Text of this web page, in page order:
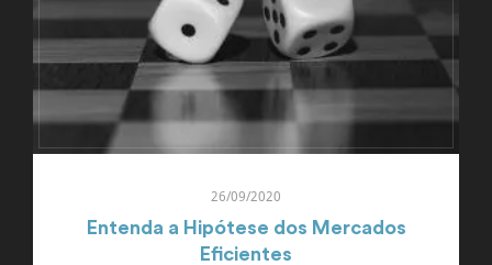
26/09/2020
Entenda a Hipótese dos Mercados
Eficientes